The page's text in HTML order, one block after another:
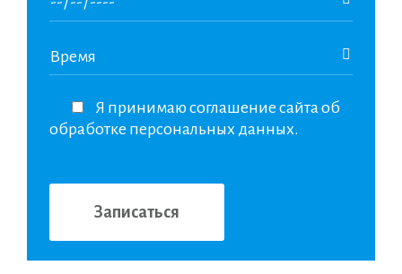
Я принимаю соглашение сайта об
обработке персональных данных.